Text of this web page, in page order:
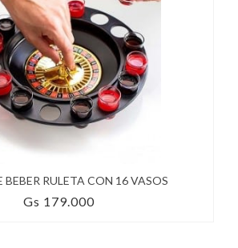
BEBER RULETA CON 16 VASOS
Gs 179.000